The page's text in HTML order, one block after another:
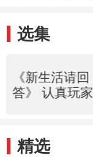
选集
《新生活请回
答》 认真玩家
精选